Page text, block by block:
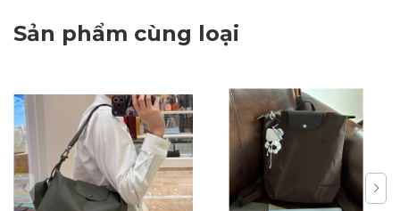
Sản phẩm cùng loại